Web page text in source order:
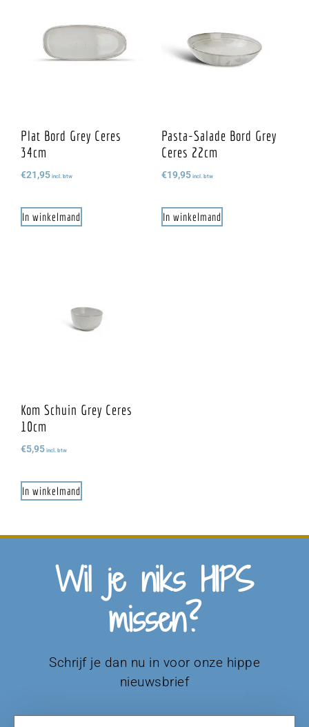
Plat Bord Grey Ceres
34cm
€21,95 incl. btw
In winkelmand
Pasta-Salade Bord Grey
Ceres 22cm
€19,95 incl. btw
In winkelmand
Kom Schuin Grey Ceres
10cm
€5,95 incl. btw
In winkelmand
Wil je niks HIPS
missen?
Schrijf je dan nu in voor onze hippe
nieuwsbrief